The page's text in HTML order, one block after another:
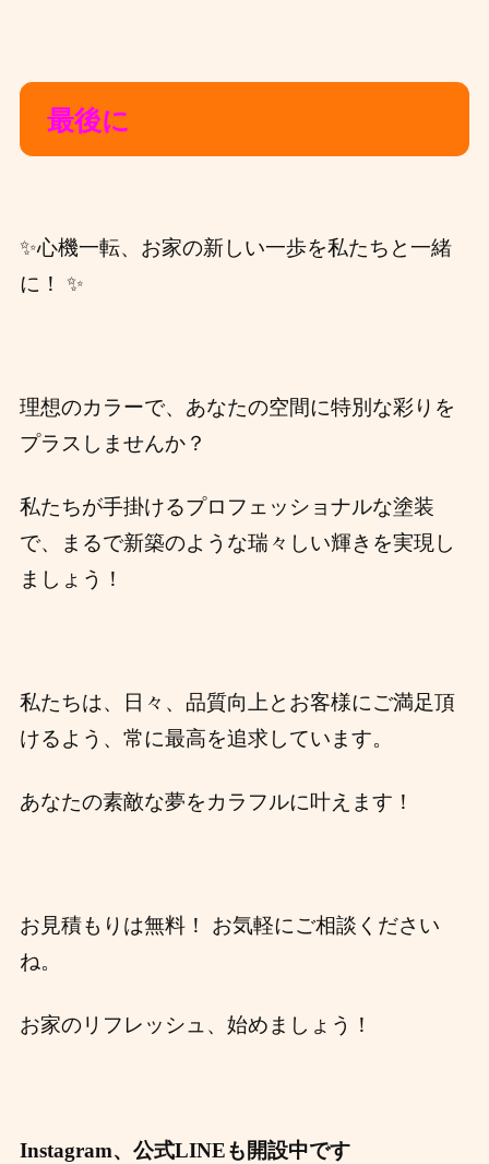
最後に
✨心機一転、お家の新しい一歩を私たちと一緒
に！ ✨
理想のカラーで、あなたの空間に特別な彩りを
プラスしませんか？
私たちが手掛けるプロフェッショナルな塗装
で、まるで新築のような瑞々しい輝きを実現し
ましょう！ ️
私たちは、日々、品質向上とお客様にご満足頂
けるよう、常に最高を追求しています。
あなたの素敵な夢をカラフルに叶えます！
お見積もりは無料！ お気軽にご相談ください
ね。
お家のリフレッシュ、始めましょう！
Instagram、公式LINEも開設中です